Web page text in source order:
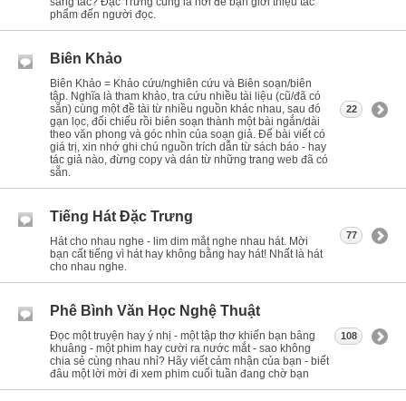
phẩm đến người đọc.
Biên Khảo
Biên Khảo = Khảo cứu/nghiên cứu và Biên soạn/biên
tập. Nghĩa là tham khảo, tra cứu nhiều tài liệu (cũ/đã có
sẵn) cùng một đề tài từ nhiều nguồn khác nhau, sau đó
gạn lọc, đối chiếu rồi biên soạn thành một bài ngắn/dài
theo văn phong và góc nhìn của soạn giả. Để bài viết có
giá trị, xin nhớ ghi chú nguồn trích dẫn từ sách báo - hay
tác giả nào, đừng copy và dán từ những trang web đã có
sẵn.
22
Tiếng Hát Đặc Trưng
Hát cho nhau nghe - lim dim mắt nghe nhau hát. Mời
bạn cất tiếng vì hát hay không bằng hay hát! Nhất là hát
cho nhau nghe.
77
Phê Bình Văn Học Nghệ Thuật
Đọc một truyện hay ý nhị - một tập thơ khiến bạn bâng
khuâng - một phim hay cười ra nước mắt - sao không
chia sẻ cùng nhau nhỉ? Hãy viết cảm nhận của bạn - biết
đâu một lời mời đi xem phim cuối tuần đang chờ bạn
108